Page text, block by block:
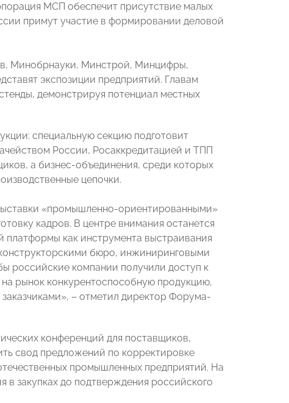
МСП обеспечит присутствие малых
примут участие в формировании деловой
Минобрнауки, Минстрой, Минцифры,
экспозиции предприятий. Главам
демонстрируя потенциал местных
специальную секцию подготовит
России, Росаккредитацией и ТПП
а бизнес-объединения, среди которых
цепочки.
«промышленно-ориентированными»
кадров. В центре внимания останется
как инструмента выстраивания
бюро, инжиниринговыми
российские компании получили доступ к
рынок конкурентоспособную продукцию,
– отметил директор Форума-
конференций для поставщиков,
свод предложений по корректировке
промышленных предприятий. На
в закупках до подтверждения российского